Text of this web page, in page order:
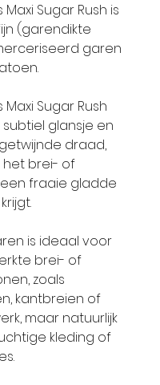
Sugar Rush is
(garendikte
garen
Sugar Rush
glansje en
draad,
brei- of
fraaie gladde
is ideaal voor
brei- of
zoals
kantbreien of
maar natuurlijk
kleding of